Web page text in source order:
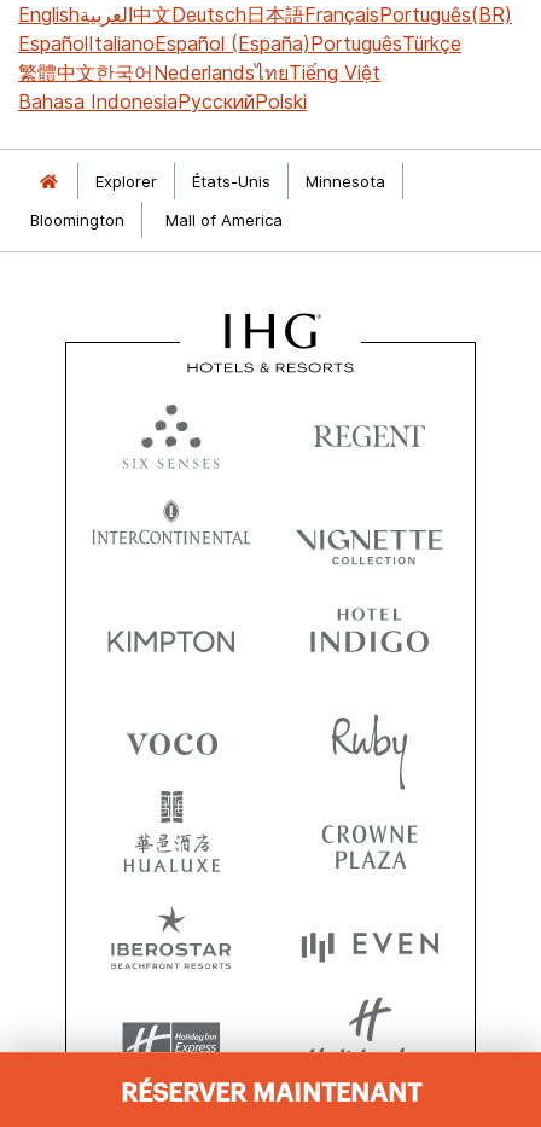
RÉSERVER MAINTENANT
Englishالعربية中文Deutsch日本語FrançaisPortuguês(BR)
EspañolItalianoEspañol (España)PortuguêsTürkçe
繁體中文한국어NederlandsไทยTiếng Việt
Bahasa IndonesiaРусскийPolski
Explorer États-Unis
Minnesota
Bloomington
Mall of America